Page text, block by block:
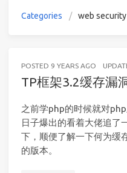
Categories web security
POSTED 9 YEARS AGO
TP框架3.2缓存漏
之前学php的时候就对
日子爆出的看着大佬追了
下，顺便了解一下何为缓
的版本。